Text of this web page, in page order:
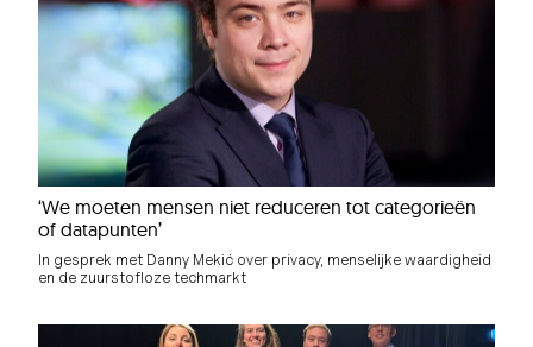
‘We moeten mensen niet reduceren tot categorieën
of datapunten’
In gesprek met Danny Mekić over privacy, menselijke waardigheid
en de zuurstofloze techmarkt